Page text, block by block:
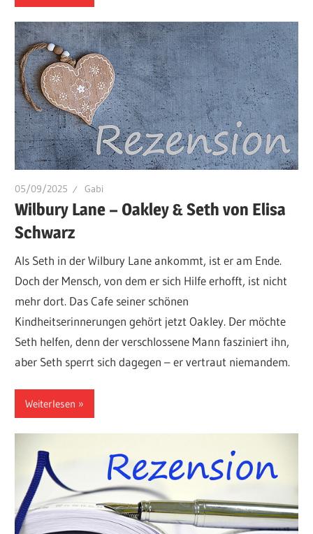
05/09/2025 Gabi
Wilbury Lane – Oakley & Seth von Elisa
Schwarz
Als Seth in der Wilbury Lane ankommt, ist er am Ende.
Doch der Mensch, von dem er sich Hilfe erhofft, ist nicht
mehr dort. Das Cafe seiner schönen
Kindheitserinnerungen gehört jetzt Oakley. Der möchte
Seth helfen, denn der verschlossene Mann fasziniert ihn,
aber Seth sperrt sich dagegen – er vertraut niemandem.
Weiterlesen